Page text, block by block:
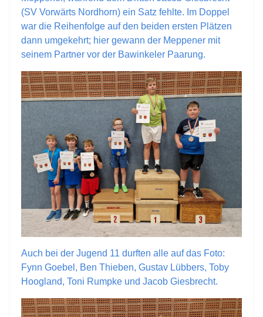
(SV Vorwärts Nordhorn) ein Satz fehlte. Im Doppel
war die Reihenfolge auf den beiden ersten Plätzen
dann umgekehrt; hier gewann der Meppener mit
seinem Partner vor der Bawinkeler Paarung.
Auch bei der Jugend 11 durften alle auf das Foto:
Fynn Goebel, Ben Thieben, Gustav Lübbers, Toby
Hoogland, Toni Rumpke und Jacob Giesbrecht.